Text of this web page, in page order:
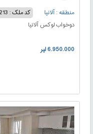
منطقه : آلانیا
کد ملک : 213
دوخواب لوکس آلانیا
6.950.000 لیر